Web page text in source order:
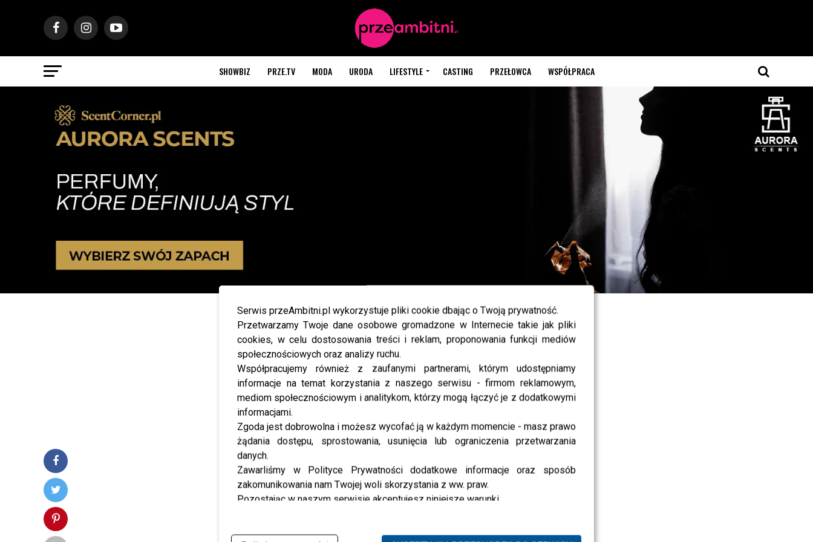
Serwis przeAmbitni.pl wykorzystuje pliki cookie dbając o Twoją prywatność.
Przetwarzamy Twoje dane osobowe gromadzone w Internecie takie jak pliki
cookies, w celu dostosowania treści i reklam, proponowania funkcji mediów
społecznościowych oraz analizy ruchu.
Współpracujemy również z zaufanymi partnerami, którym udostępniamy
informacje na temat korzystania z naszego serwisu - firmom reklamowym,
mediom społecznościowym i analitykom, którzy mogą łączyć je z dodatkowymi
informacjami.
Zgoda jest dobrowolna i możesz wycofać ją w każdym momencie - masz prawo
żądania dostępu, sprostowania, usunięcia lub ograniczenia przetwarzania
danych.
Zawarliśmy w Polityce Prywatności dodatkowe informacje oraz sposób
zakomunikowania nam Twojej woli skorzystania z ww. praw.
Pozostając w naszym serwisie akceptujesz niniejsze warunki.
SHOWBIZ PRZE.TV MODA URODA LIFESTYLE CASTING PRZEŁOWCA WSPÓŁPRACA
akpa20191009_joy2_mb_70916